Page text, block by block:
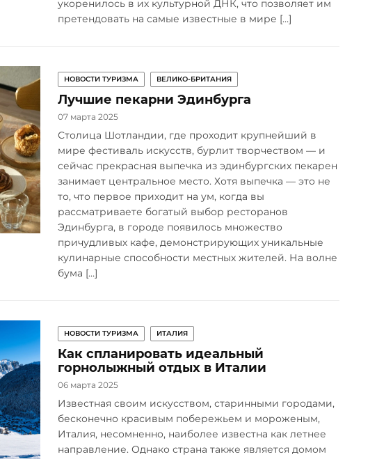
укоренилось в их культурной ДНК, что позволяет им
претендовать на самые известные в мире […]
НОВОСТИ ТУРИЗМА ВЕЛИКО-БРИТАНИЯ
Лучшие пекарни Эдинбурга
07 марта 2025
Столица Шотландии, где проходит крупнейший в
мире фестиваль искусств, бурлит творчеством — и
сейчас прекрасная выпечка из эдинбургских пекарен
занимает центральное место. Хотя выпечка — это не
то, что первое приходит на ум, когда вы
рассматриваете богатый выбор ресторанов
Эдинбурга, в городе появилось множество
причудливых кафе, демонстрирующих уникальные
кулинарные способности местных жителей. На волне
бума […]
НОВОСТИ ТУРИЗМА ИТАЛИЯ
Как спланировать идеальный
горнолыжный отдых в Италии
06 марта 2025
Известная своим искусством, старинными городами,
бесконечно красивым побережьем и мороженым,
Италия, несомненно, наиболее известна как летнее
направление. Однако страна также является домом